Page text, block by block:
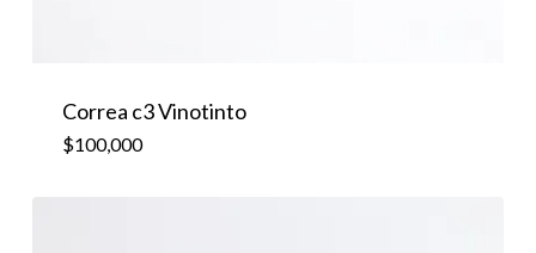
Correa c3 Vinotinto
$100,000